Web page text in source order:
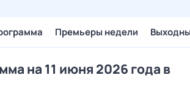
Премьеры недели
на 11 июня 2026 года в